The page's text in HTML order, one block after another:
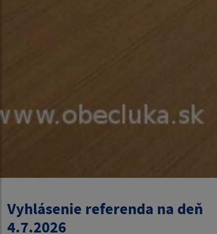
Vyhlásenie referenda na deň
4.7.2026